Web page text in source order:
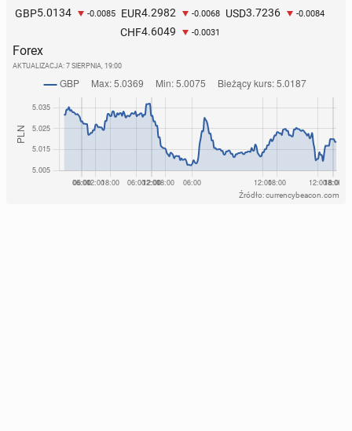
GBP5.0134 -0.0085 EUR4.2982 -0.0068 USD3.7236 -0.0084
CHF4.6049 -0.0031
Forex
AKTUALIZACJA: 7 SIERPNIA, 19:00
Źródło: currencybeacon.com